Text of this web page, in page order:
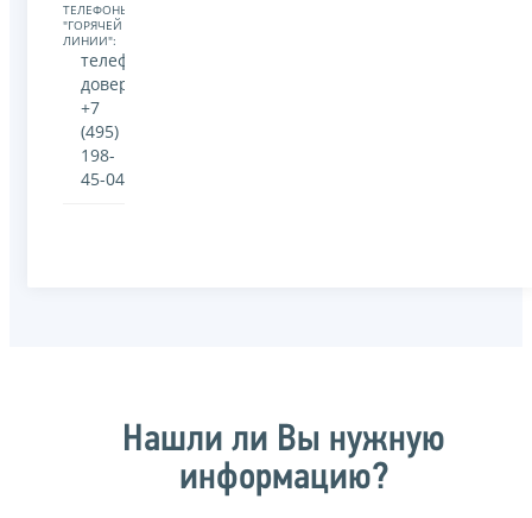
ТЕЛЕФОНЫ
"ГОРЯЧЕЙ
ЛИНИИ":
телефон
доверия:
+7
(495)
198-
45-04
Нашли ли Вы нужную
информацию?